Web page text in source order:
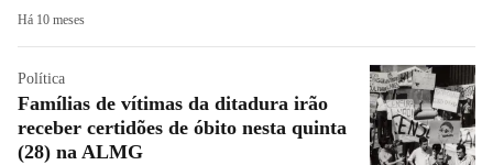
Há 10 meses
Política
Famílias de vítimas da ditadura irão
receber certidões de óbito nesta quinta
(28) na ALMG